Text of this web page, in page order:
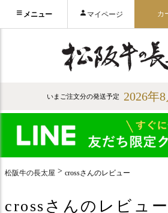
メニュー マイページ カ
いまご注文分の発送予定 2026年
松阪牛の長太屋 crossさんのレビュー
crossさんのレビュー